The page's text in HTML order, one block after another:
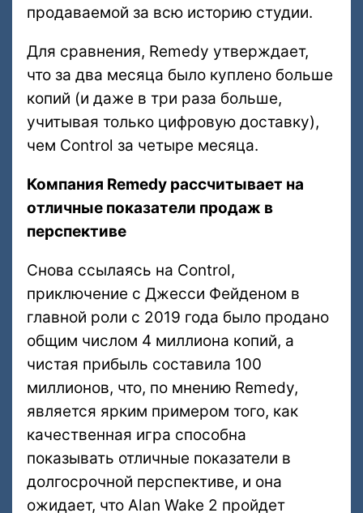
продаваемой за всю историю студии.
Для сравнения, Remedy утверждает,
что за два месяца было куплено больше
копий (и даже в три раза больше,
учитывая только цифровую доставку),
чем Control за четыре месяца.
Компания Remedy рассчитывает на
отличные показатели продаж в
перспективе
Снова ссылаясь на Control,
приключение с Джесси Фейденом в
главной роли с 2019 года было продано
общим числом 4 миллиона копий, а
чистая прибыль составила 100
миллионов, что, по мнению Remedy,
является ярким примером того, как
качественная игра способна
показывать отличные показатели в
долгосрочной перспективе, и она
ожидает, что Alan Wake 2 пройдет